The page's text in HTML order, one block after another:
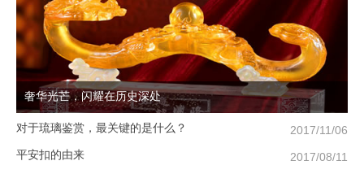
奢华光芒，闪耀在历史深处
对于琉璃鉴赏，最关键的是什么？
2017/11/06
平安扣的由来
2017/08/11